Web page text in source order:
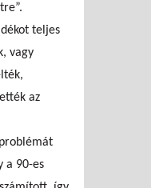
teljes
vagy
az
a 90-es